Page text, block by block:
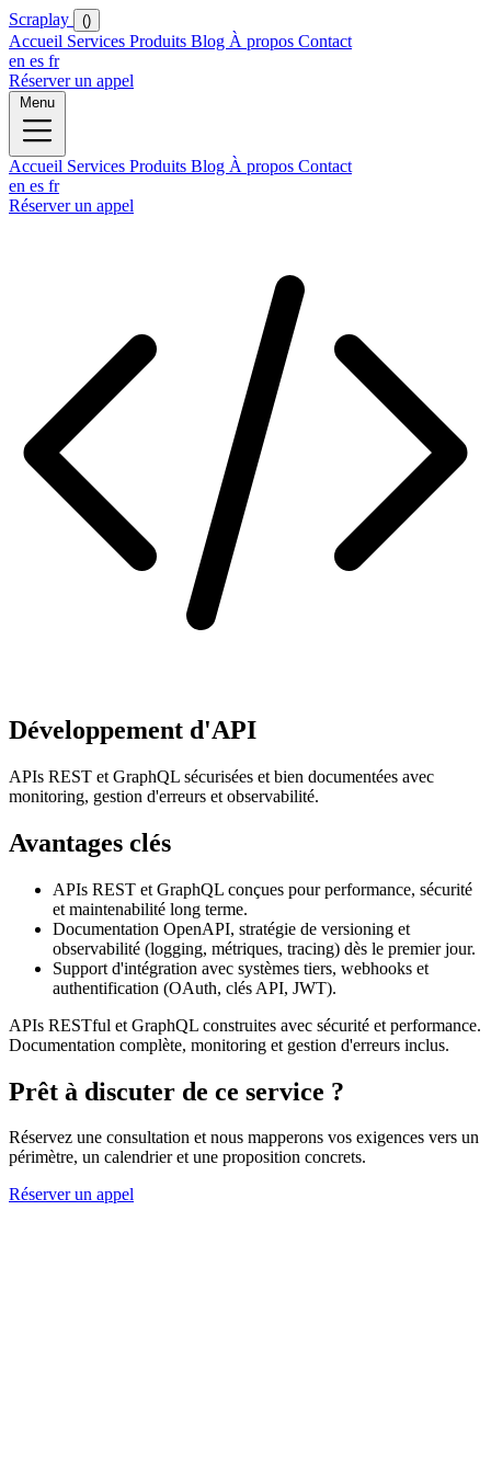
Scraplay ()
Accueil Services Produits Blog À propos Contact
en es fr
Réserver un appel
Menu
Accueil Services Produits Blog À propos Contact
en es fr
Réserver un appel
Développement d'API
APIs REST et GraphQL sécurisées et bien documentées avec
monitoring, gestion d'erreurs et observabilité.
Avantages clés
APIs REST et GraphQL conçues pour performance, sécurité
et maintenabilité long terme.
Documentation OpenAPI, stratégie de versioning et
observabilité (logging, métriques, tracing) dès le premier jour.
Support d'intégration avec systèmes tiers, webhooks et
authentification (OAuth, clés API, JWT).
APIs RESTful et GraphQL construites avec sécurité et performance.
Documentation complète, monitoring et gestion d'erreurs inclus.
Prêt à discuter de ce service ?
Réservez une consultation et nous mapperons vos exigences vers un
périmètre, un calendrier et une proposition concrets.
Réserver un appel